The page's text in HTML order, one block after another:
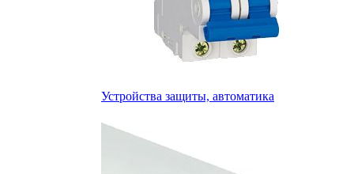
Устройства защиты, автоматика